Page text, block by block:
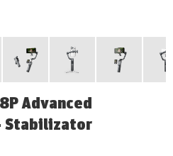
Advanced
Stabilizator